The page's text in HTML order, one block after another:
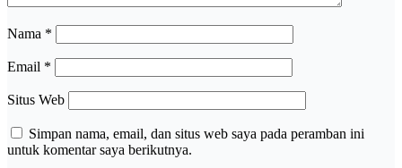
Nama *
Email *
Situs Web
Simpan nama, email, dan situs web saya pada peramban ini
untuk komentar saya berikutnya.